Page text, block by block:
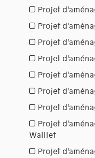
Projet
Projet
Projet
Projet
Projet
Projet
Projet
Projet
Waillet
Projet